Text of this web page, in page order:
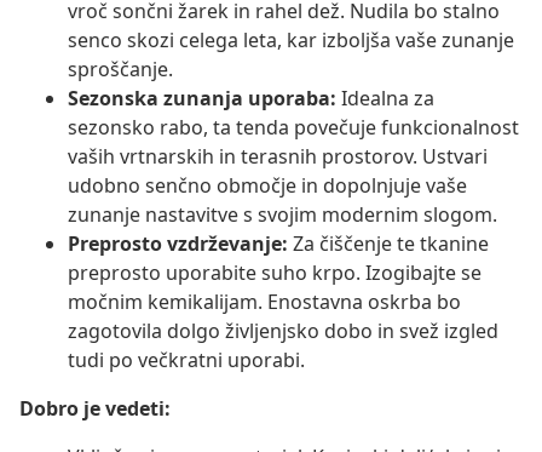
vroč sončni žarek in rahel dež. Nudila bo stalno
senco skozi celega leta, kar izboljša vaše zunanje
sproščanje.
Sezonska zunanja uporaba: Idealna za
sezonsko rabo, ta tenda povečuje funkcionalnost
vaših vrtnarskih in terasnih prostorov. Ustvari
udobno senčno območje in dopolnjuje vaše
zunanje nastavitve s svojim modernim slogom.
Preprosto vzdrževanje: Za čiščenje te tkanine
preprosto uporabite suho krpo. Izogibajte se
močnim kemikalijam. Enostavna oskrba bo
zagotovila dolgo življenjsko dobo in svež izgled
tudi po večkratni uporabi.
Dobro je vedeti: